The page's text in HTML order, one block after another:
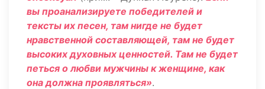
вы проанализируете победителей и
тексты их песен, там нигде не будет
нравственной составляющей, там не будет
высоких духовных ценностей. Там не будет
петься о любви мужчины к женщине, как
она должна проявляться».